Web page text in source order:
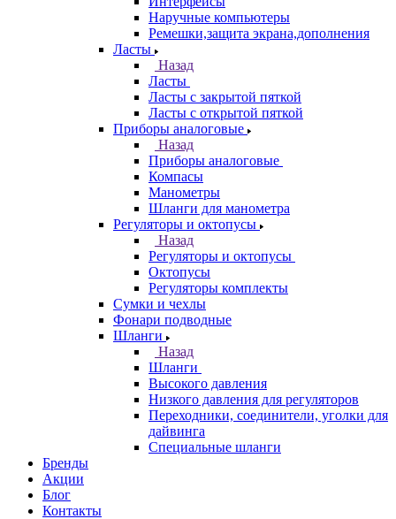
Наручные компьютеры
Ремешки,защита экрана,дополнения
Ласты
Назад
Ласты
Ласты с закрытой пяткой
Ласты с открытой пяткой
Приборы аналоговые
Назад
Приборы аналоговые
Компасы
Манометры
Шланги для манометра
Регуляторы и октопусы
Назад
Регуляторы и октопусы
Октопусы
Регуляторы комплекты
Сумки и чехлы
Фонари подводные
Шланги
Назад
Шланги
Высокого давления
Низкого давления для регуляторов
Переходники, соединители, уголки для
дайвинга
Специальные шланги
Бренды
Акции
Блог
Контакты